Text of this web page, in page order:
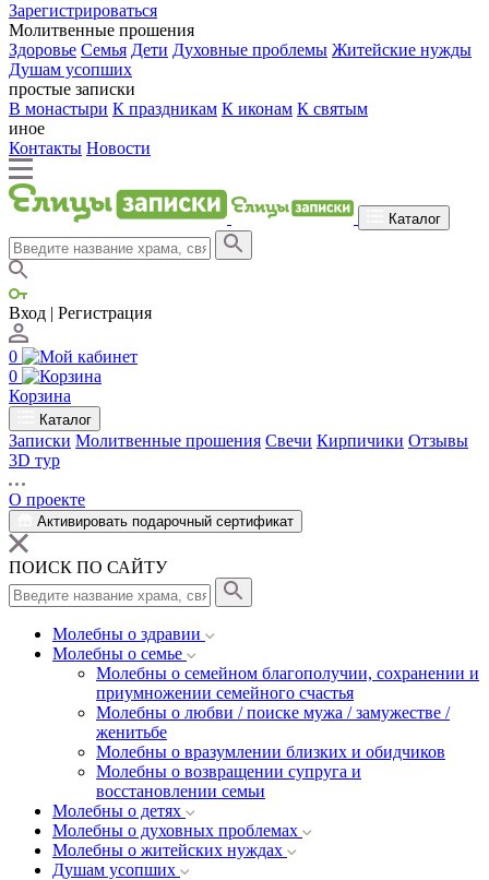
Зарегистрироваться
Молитвенные прошения
Здоровье Семья Дети Духовные проблемы Житейские нужды
Душам усопших
простые записки
В монастыри К праздникам К иконам К святым
иное
Контакты Новости
Каталог
Вход | Регистрация
0
0
Корзина
Каталог
Записки Молитвенные прошения Свечи Кирпичики Отзывы
3D тур
О проекте
Активировать подарочный сертификат
ПОИСК ПО САЙТУ
Молебны о здравии
Молебны о семье
Молебны о семейном благополучии, сохранении и
приумножении семейного счастья
Молебны о любви / поиске мужа / замужестве /
женитьбе
Молебны о вразумлении близких и обидчиков
Молебны о возвращении супруга и
восстановлении семьи
Молебны о детях
Молебны о духовных проблемах
Молебны о житейских нуждах
Душам усопших